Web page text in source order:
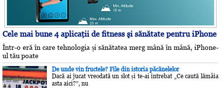
Cele mai bune 4 aplicaţii de fitness şi sănătate pentru iPhone
Într-o eră în care tehnologia și sănătatea merg mână în mână, iPhone-
ul tău poate
De unde vin fructele? File din istoria păcănelelor
Dacă ai jucat vreodată un slot și te-ai întrebat „Ce caută lămâia
asta aici?”, nu